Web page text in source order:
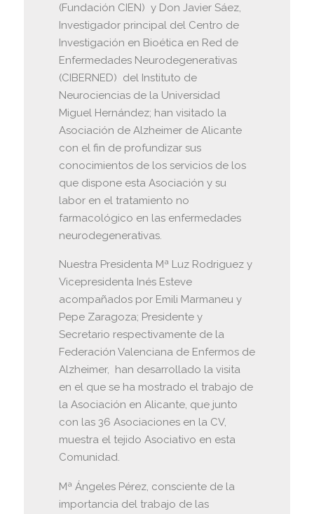
(Fundación CIEN) y Don Javier Sáez,
Investigador principal del Centro de
Investigación en Bioética en Red de
Enfermedades Neurodegenerativas
(CIBERNED) del Instituto de
Neurociencias de la Universidad
Miguel Hernández; han visitado la
Asociación de Alzheimer de Alicante
con el fin de profundizar sus
conocimientos de los servicios de los
que dispone esta Asociación y su
labor en el tratamiento no
farmacológico en las enfermedades
neurodegenerativas.
Nuestra Presidenta Mª Luz Rodriguez y
Vicepresidenta Inés Esteve
acompañados por Emili Marmaneu y
Pepe Zaragoza; Presidente y
Secretario respectivamente de la
Federación Valenciana de Enfermos de
Alzheimer, han desarrollado la visita
en el que se ha mostrado el trabajo de
la Asociación en Alicante, que junto
con las 36 Asociaciones en la CV,
muestra el tejido Asociativo en esta
Comunidad.
Mª Ángeles Pérez, consciente de la
importancia del trabajo de las